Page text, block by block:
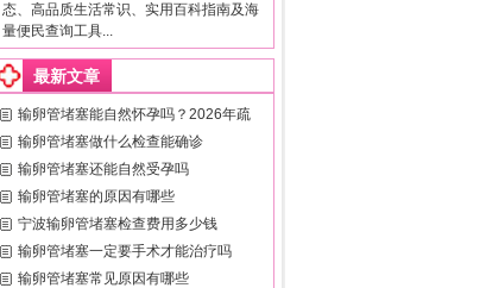
态、高品质生活常识、实用百科指南及海
量便民查询工具...
最新文章
输卵管堵塞能自然怀孕吗？2026年疏
输卵管堵塞做什么检查能确诊
输卵管堵塞还能自然受孕吗
输卵管堵塞的原因有哪些
宁波输卵管堵塞检查费用多少钱
输卵管堵塞一定要手术才能治疗吗
输卵管堵塞常见原因有哪些